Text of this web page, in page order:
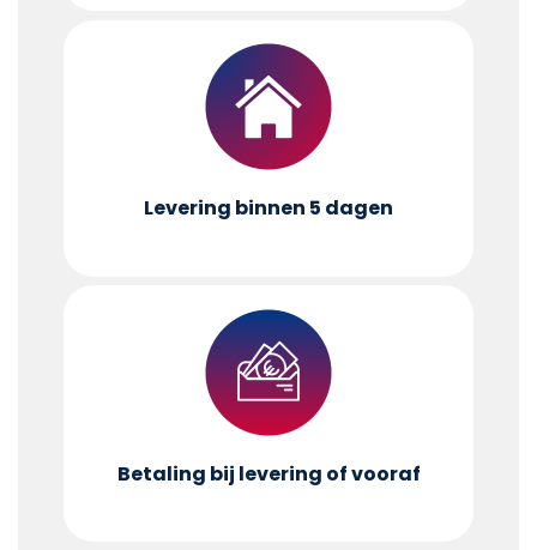
Levering binnen 5 dagen
Betaling bij levering of vooraf